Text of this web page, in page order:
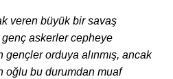
veren büyük bir savaş
askerler cepheye
gençler orduya alınmış, ancak
oğlu bu durumdan muaf